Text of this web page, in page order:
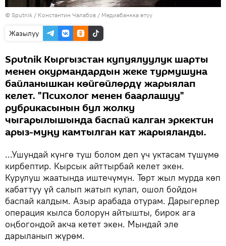
© Sputnik / Константин Чалабов / Медиабанкка өтүү
Жазылуу
Sputnik Кыргызстан купуялуулук шарты
менен окурмандардын жеке турмушуна
байланышкан көйгөйлөрдү жарыялап
келет. "Психолог менен баарлашуу"
рубрикасынын бул жолку
чыгарылышында баспай калган эркектин
арыз-муңу камтылган кат жарыяланды.
...Ушундай күнгө туш болом деп үч уктасам түшүмө
кирбептир. Кырсык айттырбай келет экен.
Курулуш жаатында иштечүмүн. Төрт жыл мурда көп
кабаттуу үй салып жатып кулап, ошол бойдон
баспай калдым. Азыр арабада отурам. Дарыгерлер
операция кылса болорун айтышты, бирок ага
оңбогондой акча кетет экен. Мындай эле
дарыланып жүрөм.